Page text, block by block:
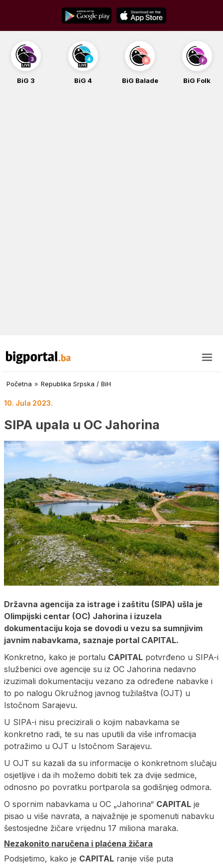
content
BiG Balade BiG Folk
Početna » Republika Srpska / BiH
10. Jula 2023.
SIPA upala u OC Jahorina
Državna agencija za istrage i zaštitu (SIPA) ušla je
Olimpijski centar (OC) Jahorina i izuzela
dokumentaciju koja se dovodi u vezu sa sumnjivim
javnim nabavkama, saznaje portal CAPITAL.
Konkretno, kako je portalu CAPITAL potvrđeno u SIPA-i
službenici ove agencije su iz OC Jahorina nedavno
izuzimali dokumentaciju vezano za određene nabavke i
to po nalogu Okružnog javnog tužilaštva (OJT) u
Istočnom Sarajevu.
U SIPA-i nisu precizirali o kojim nabavkama se
konkretno radi, te su nas uputili da više infromacija
potražimo u OJT u Istočnom Sarajevu.
U OJT su kazali da su informacije o konkretnom slučaju
osjetljive i da ih možemo dobiti tek za dvije sedmice,
odnosno po povratku portparola sa godišnjeg odmora.
O spornim nabavkama u OC „Jahorina“ CAPITAL je
pisao u više navrata, a najvažnije je spomenuti nabavku
šestosjedne žičare vrijednu 17 miliona maraka.
Nezakonito naručena i plaćena žičara
Podsjetimo, kako je CAPITAL ranije više puta